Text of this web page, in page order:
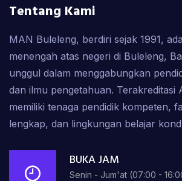
Tentang Kami
MAN Buleleng, berdiri sejak 1991,
menengah atas negeri di Buleleng,
unggul dalam menggabungkan
dan ilmu pengetahuan. Terakreditasi
memiliki tenaga pendidik kompeten,
lengkap, dan lingkungan belajar
BUKA JAM
Senin - Jum'at (07:00 -